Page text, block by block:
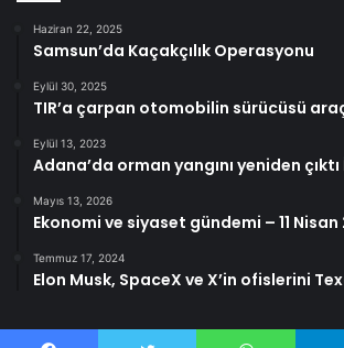
Haziran 22, 2025
Samsun’da Kaçakçılık Operasyonu
Eylül 30, 2025
TIR’a çarpan otomobilin sürücüsü
Eylül 13, 2023
Adana’da orman yangını yeniden
Mayıs 13, 2026
Ekonomi ve siyaset gündemi – 11 Nisan
Temmuz 17, 2024
Elon Musk, SpaceX ve X’in ofislerini